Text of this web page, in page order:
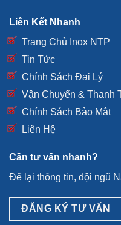
Liên Kết Nhanh
Trang Chủ Inox NTP
Tin Tức
Chính Sách Đại Lý
Vận Chuyển & Thanh
Chính Sách Bảo Mật
Liên Hệ
Cần tư vấn nhanh?
Để lại thông tin, đội ngũ
ĐĂNG KÝ TƯ VẤN